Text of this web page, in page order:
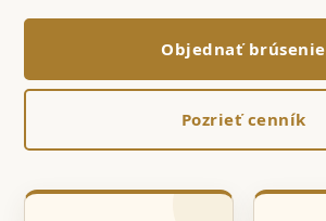
Objednať brúsenie
Pozrieť cenník